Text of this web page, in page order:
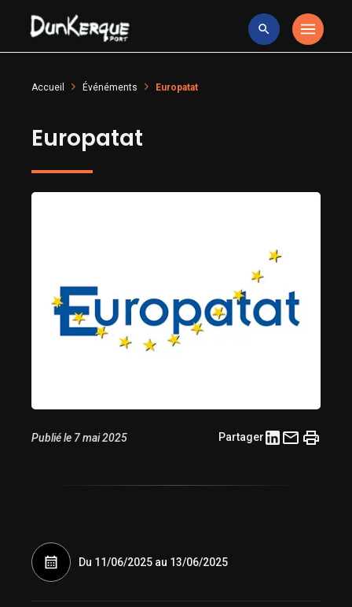
Accueil Événéments Europatat
Europatat
Publié le 7 mai 2025 Partager
Du 11/06/2025 au 13/06/2025